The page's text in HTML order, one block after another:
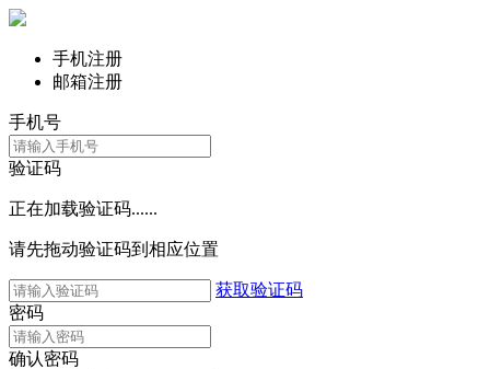
手机注册
邮箱注册
手机号
验证码
正在加载验证码......
请先拖动验证码到相应位置
获取验证码
密码
确认密码